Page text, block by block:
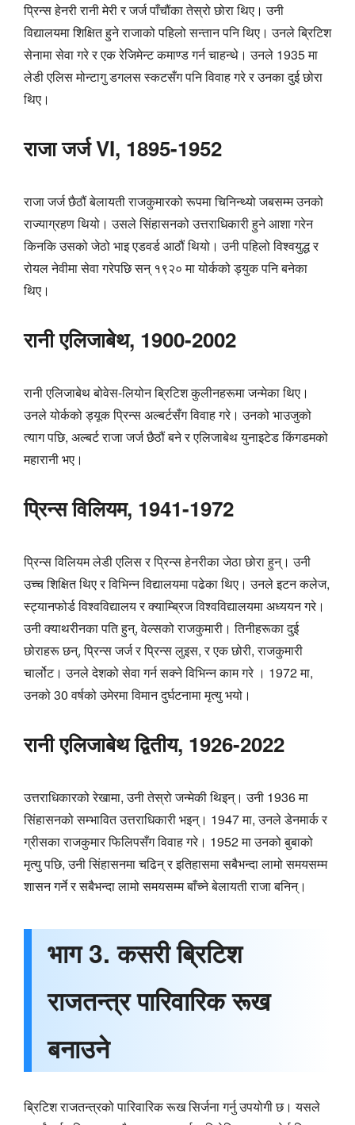
प्रिन्स हेनरी रानी मेरी र जर्ज पाँचौंका तेस्रो छोरा थिए। उनी
विद्यालयमा शिक्षित हुने राजाको पहिलो सन्तान पनि थिए। उनले ब्रिटिश
सेनामा सेवा गरे र एक रेजिमेन्ट कमाण्ड गर्न चाहन्थे। उनले 1935 मा
लेडी एलिस मोन्टागु डगलस स्कटसँग पनि विवाह गरे र उनका दुई छोरा
थिए।
राजा जर्ज VI, 1895-1952
राजा जर्ज छैठौं बेलायती राजकुमारको रूपमा चिनिन्थ्यो जबसम्म उनको
राज्याग्रहण थियो। उसले सिंहासनको उत्तराधिकारी हुने आशा गरेन
किनकि उसको जेठो भाइ एडवर्ड आठौं थियो। उनी पहिलो विश्वयुद्ध र
रोयल नेवीमा सेवा गरेपछि सन् १९२० मा योर्कको ड्युक पनि बनेका
थिए।
रानी एलिजाबेथ, 1900-2002
रानी एलिजाबेथ बोवेस-लियोन ब्रिटिश कुलीनहरूमा जन्मेका थिए।
उनले योर्कको ड्यूक प्रिन्स अल्बर्टसँग विवाह गरे। उनको भाउजुको
त्याग पछि, अल्बर्ट राजा जर्ज छैठौं बने र एलिजाबेथ युनाइटेड किंगडमको
महारानी भए।
प्रिन्स विलियम, 1941-1972
प्रिन्स विलियम लेडी एलिस र प्रिन्स हेनरीका जेठा छोरा हुन्। उनी
उच्च शिक्षित थिए र विभिन्न विद्यालयमा पढेका थिए। उनले इटन कलेज,
स्ट्यानफोर्ड विश्वविद्यालय र क्याम्ब्रिज विश्वविद्यालयमा अध्ययन गरे।
उनी क्याथरीनका पति हुन्, वेल्सको राजकुमारी। तिनीहरूका दुई
छोराहरू छन्, प्रिन्स जर्ज र प्रिन्स लुइस, र एक छोरी, राजकुमारी
चार्लोट। उनले देशको सेवा गर्न सक्ने विभिन्न काम गरे । 1972 मा,
उनको 30 वर्षको उमेरमा विमान दुर्घटनामा मृत्यु भयो।
रानी एलिजाबेथ द्वितीय, 1926-2022
उत्तराधिकारको रेखामा, उनी तेस्रो जन्मेकी थिइन्। उनी 1936 मा
सिंहासनको सम्भावित उत्तराधिकारी भइन्। 1947 मा, उनले डेनमार्क र
ग्रीसका राजकुमार फिलिपसँग विवाह गरे। 1952 मा उनको बुबाको
मृत्यु पछि, उनी सिंहासनमा चढिन् र इतिहासमा सबैभन्दा लामो समयसम्म
शासन गर्ने र सबैभन्दा लामो समयसम्म बाँच्ने बेलायती राजा बनिन्।
भाग 3. कसरी ब्रिटिश
राजतन्त्र पारिवारिक रूख
बनाउने
ब्रिटिश राजतन्त्रको पारिवारिक रूख सिर्जना गर्नु उपयोगी छ। यसले